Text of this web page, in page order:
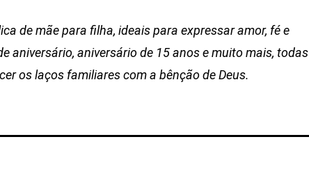
de mãe para filha, ideais para expressar amor, fé e
aniversário, aniversário de 15 anos e muito mais, todas
os laços familiares com a bênção de Deus.